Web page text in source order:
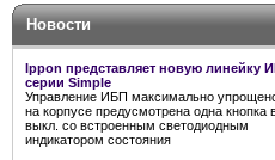
Новости
Ippon представляет новую линейку
серии Simple
Управление ИБП максимально
на корпусе предусмотрена одна кнопка
выкл. со встроенным светодиодным
индикатором состояния